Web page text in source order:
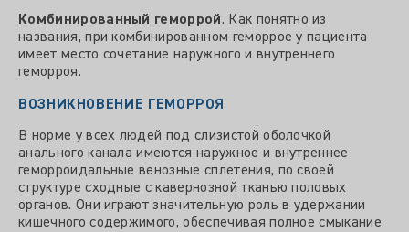
Комбинированный геморрой. Как понятно из
названия, при комбинированном геморрое у пациента
имеет место сочетание наружного и внутреннего
геморроя.
ВОЗНИКНОВЕНИЕ ГЕМОРРОЯ
В норме у всех людей под слизистой оболочкой
анального канала имеются наружное и внутреннее
геморроидальные венозные сплетения, по своей
структуре сходные с кавернозной тканью половых
органов. Они играют значительную роль в удержании
кишечного содержимого, обеспечивая полное смыкание